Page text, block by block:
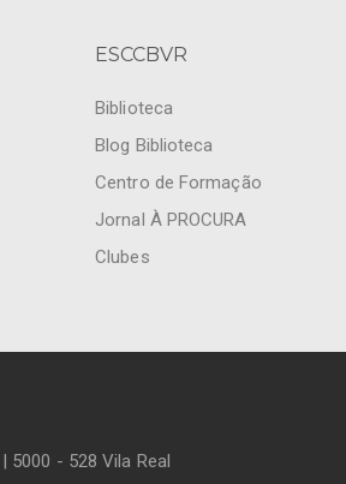
ESCCBVR
Biblioteca
Blog Biblioteca
Centro de Formação
Jornal À PROCURA
Clubes
5000 - 528 Vila Real